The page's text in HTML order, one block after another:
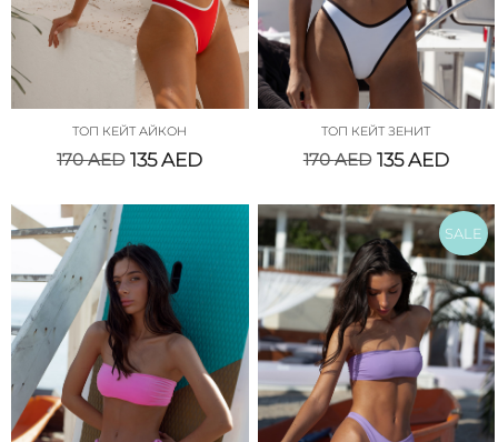
ТОП КЕЙТ АЙКОН
170AED 135AED
ТОП КЕЙТ ЗЕНИТ
170AED 135AED
SALE